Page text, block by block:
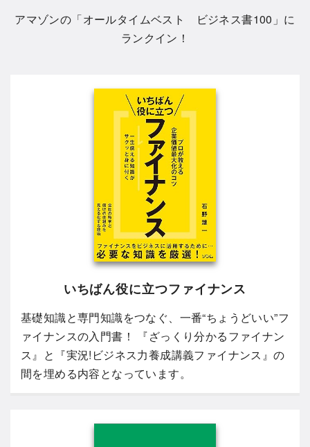
アマゾンの「オールタイムベスト ビジネス書100 」に
ランクイン！
いちばん役に立つファイナンス
基礎知識と専門知識をつなぐ、一番“ちょうどいい”フ
ァイナンスの入門書！ 『ざっくり分かるファイナン
ス』と『実況!ビジネス力養成講義ファイナンス』の
間を埋める内容となっています。